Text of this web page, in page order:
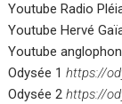
Youtube Radio
Youtube Hervé
Youtube
Odysée 1https://
Odysée 2https://